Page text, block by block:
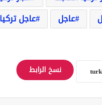
عاجل عاجل تركيا
نسخ الرابط